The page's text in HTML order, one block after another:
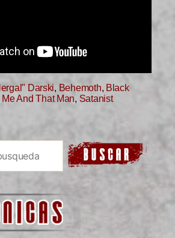
Darski, Behemoth, Black
Me And That Man, Satanist